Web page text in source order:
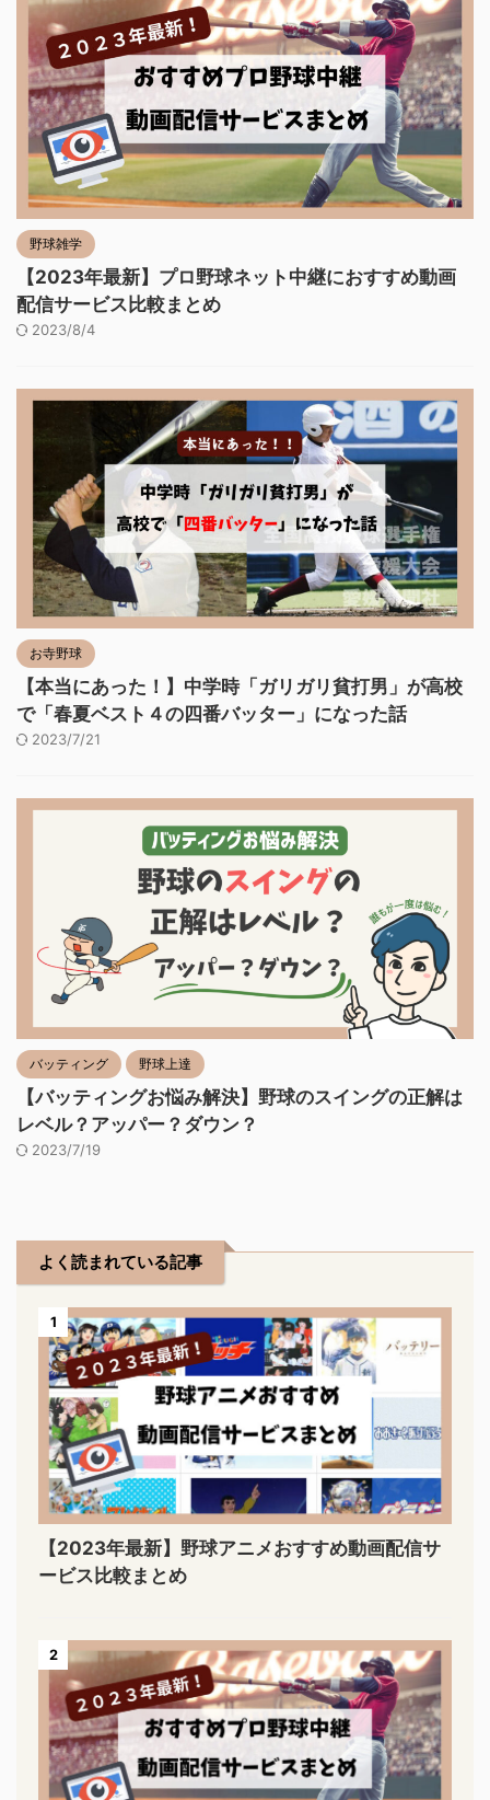
野球雑学
【2023年最新】プロ野球ネット中継におすすめ動画
配信サービス比較まとめ
2023/8/4
お寺野球
【本当にあった！】中学時「ガリガリ貧打男」が高校
で「春夏ベスト４の四番バッター」になった話
2023/7/21
バッティング 野球上達
【バッティングお悩み解決】野球のスイングの正解は
レベル？アッパー？ダウン？
2023/7/19
よく読まれている記事
1
【2023年最新】野球アニメおすすめ動画配信サ
ービス比較まとめ
2